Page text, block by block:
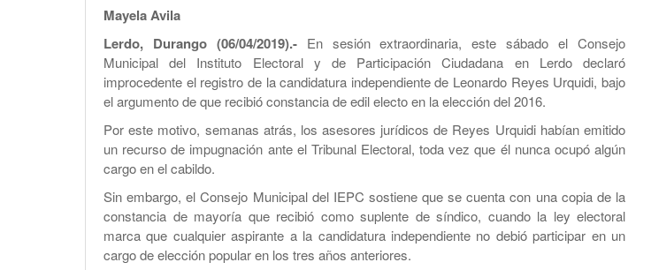
Mayela Avila
Lerdo, Durango (06/04/2019).-En sesión extraordinaria, este sábado el Consejo
Municipal del Instituto Electoral y de Participación Ciudadana en Lerdo declaró
improcedente el registro de la candidatura independiente de Leonardo Reyes Urquidi, bajo
el argumento de que recibió constancia de edil electo en la elección del 2016.
Por este motivo, semanas atrás, los asesores jurídicos de Reyes Urquidi habían emitido
un recurso de impugnación ante el Tribunal Electoral, toda vez que él nunca ocupó algún
cargo en el cabildo.
Sin embargo, el Consejo Municipal del IEPC sostiene que se cuenta con una copia de la
constancia de mayoría que recibió como suplente de síndico, cuando la ley electoral
marca que cualquier aspirante a la candidatura independiente no debió participar en un
cargo de elección popular en los tres años anteriores.